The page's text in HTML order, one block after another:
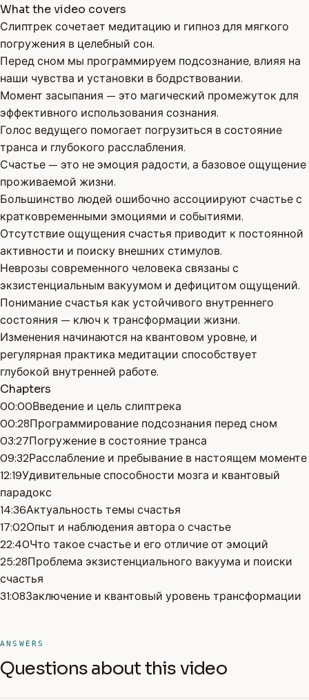
What the video covers
Слиптрек сочетает медитацию и гипноз для мягкого
погружения в целебный сон.
Перед сном мы программируем подсознание, влияя на
наши чувства и установки в бодрствовании.
Момент засыпания — это магический промежуток для
эффективного использования сознания.
Голос ведущего помогает погрузиться в состояние
транса и глубокого расслабления.
Счастье — это не эмоция радости, а базовое ощущение
проживаемой жизни.
Большинство людей ошибочно ассоциируют счастье с
кратковременными эмоциями и событиями.
Отсутствие ощущения счастья приводит к постоянной
активности и поиску внешних стимулов.
Неврозы современного человека связаны с
экзистенциальным вакуумом и дефицитом ощущений.
Понимание счастья как устойчивого внутреннего
состояния — ключ к трансформации жизни.
Изменения начинаются на квантовом уровне, и
регулярная практика медитации способствует
глубокой внутренней работе.
Chapters
00:00Введение и цель слиптрека
00:28Программирование подсознания перед сном
03:27Погружение в состояние транса
09:32Расслабление и пребывание в настоящем моменте
12:19Удивительные способности мозга и квантовый
парадокс
14:36Актуальность темы счастья
17:02Опыт и наблюдения автора о счастье
22:40Что такое счастье и его отличие от эмоций
25:28Проблема экзистенциального вакуума и поиски
счастья
31:08Заключение и квантовый уровень трансформации
ANSWERS
Questions about this video